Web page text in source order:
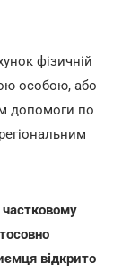
фізичній
особою, або
допомоги по
відкрито